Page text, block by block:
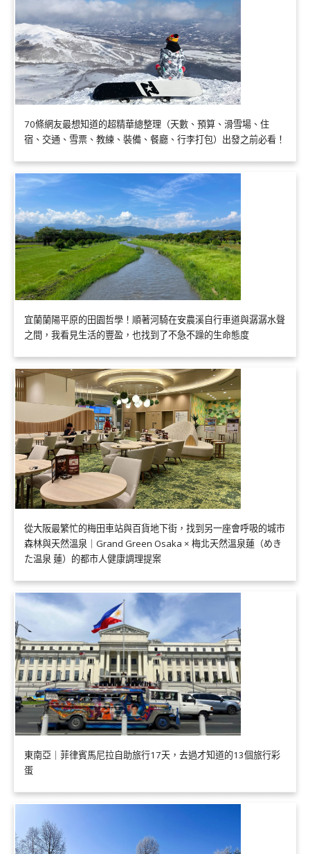
70條網友最想知道的超精華總整理（天數、預算、滑雪場、住
宿、交通、雪票、教練、裝備、餐廳、行李打包）出發之前必看！
宜蘭蘭陽平原的田園哲學！順著河騎在安農溪自行車道與潺潺水聲
之間，我看見生活的豐盈，也找到了不急不躁的生命態度
從大阪最繁忙的梅田車站與百貨地下街，找到另一座會呼吸的城市
森林與天然溫泉｜Grand Green Osaka × 梅北天然溫泉蓮（めき
た温泉 蓮）的都市人健康調理提案
東南亞｜菲律賓馬尼拉自助旅行17天，去過才知道的13個旅行彩
蛋